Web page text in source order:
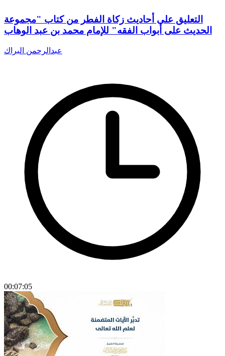
التعليق على أحاديث زكاة الفطر من كتاب "مجموعة
الحديث على أبواب الفقه" للإمام محمد بن عبد الوهاب
عبدالرحمن البراك
00:07:05